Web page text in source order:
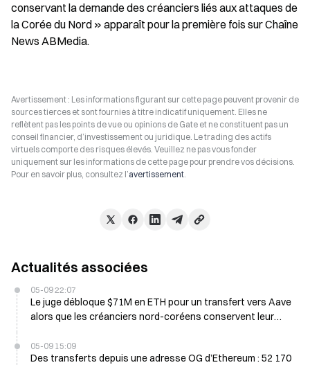
conservant la demande des créanciers liés aux attaques de
la Corée du Nord » apparaît pour la première fois sur Chaîne
News ABMedia.
Avertissement : Les informations figurant sur cette page peuvent provenir de
sources tierces et sont fournies à titre indicatif uniquement. Elles ne
reflètent pas les points de vue ou opinions de Gate et ne constituent pas un
conseil financier, d’investissement ou juridique. Le trading des actifs
virtuels comporte des risques élevés. Veuillez ne pas vous fonder
uniquement sur les informations de cette page pour prendre vos décisions.
Pour en savoir plus, consultez l’avertissement.
Actualités associées
05-09 22:07
Le juge débloque $71M en ETH pour un transfert vers Aave
alors que les créanciers nord-coréens conservent leur
05-09 15:09
Des transferts depuis une adresse OG d’Ethereum : 52 170